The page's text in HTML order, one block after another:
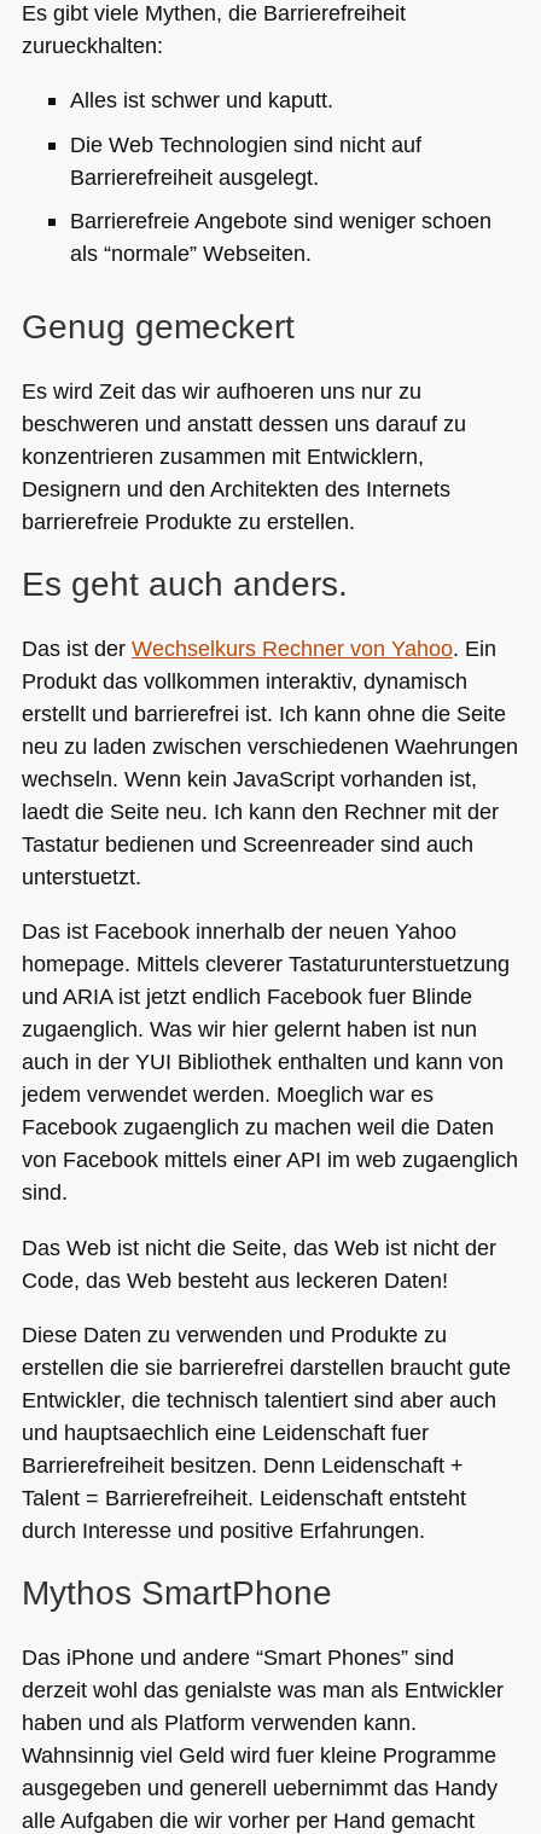
Es gibt viele Mythen, die Barrierefreiheit
zurueckhalten:
Alles ist schwer und kaputt.
Die Web Technologien sind nicht auf
Barrierefreiheit ausgelegt.
Barrierefreie Angebote sind weniger schoen
als “normale” Webseiten.
Genug gemeckert
Es wird Zeit das wir aufhoeren uns nur zu
beschweren und anstatt dessen uns darauf zu
konzentrieren zusammen mit Entwicklern,
Designern und den Architekten des Internets
barrierefreie Produkte zu erstellen.
Es geht auch anders.
Das ist der Wechselkurs Rechner von Yahoo. Ein
Produkt das vollkommen interaktiv, dynamisch
erstellt und barrierefrei ist. Ich kann ohne die Seite
neu zu laden zwischen verschiedenen Waehrungen
wechseln. Wenn kein JavaScript vorhanden ist,
laedt die Seite neu. Ich kann den Rechner mit der
Tastatur bedienen und Screenreader sind auch
unterstuetzt.
Das ist Facebook innerhalb der neuen Yahoo
homepage. Mittels cleverer Tastaturunterstuetzung
und ARIAist jetzt endlich Facebook fuer Blinde
zugaenglich. Was wir hier gelernt haben ist nun
auch in der YUI Bibliothek enthalten und kann von
jedem verwendet werden. Moeglich war es
Facebook zugaenglich zu machen weil die Daten
von Facebook mittels einerAPI im web zugaenglich
sind.
Das Web ist nicht die Seite, das Web ist nicht der
Code, das Web besteht aus leckeren Daten!
Diese Daten zu verwenden und Produkte zu
erstellen die sie barrierefrei darstellen braucht gute
Entwickler, die technisch talentiert sind aber auch
und hauptsaechlich eine Leidenschaft fuer
Barrierefreiheit besitzen. Denn Leidenschaft +
Talent = Barrierefreiheit. Leidenschaft entsteht
durch Interesse und positive Erfahrungen.
Mythos SmartPhone
Das iPhone und andere “Smart Phones” sind
derzeit wohl das genialste was man als Entwickler
haben und als Platform verwenden kann.
Wahnsinnig viel Geld wird fuer kleine Programme
ausgegeben und generell uebernimmt das Handy
alle Aufgaben die wir vorher per Hand gemacht